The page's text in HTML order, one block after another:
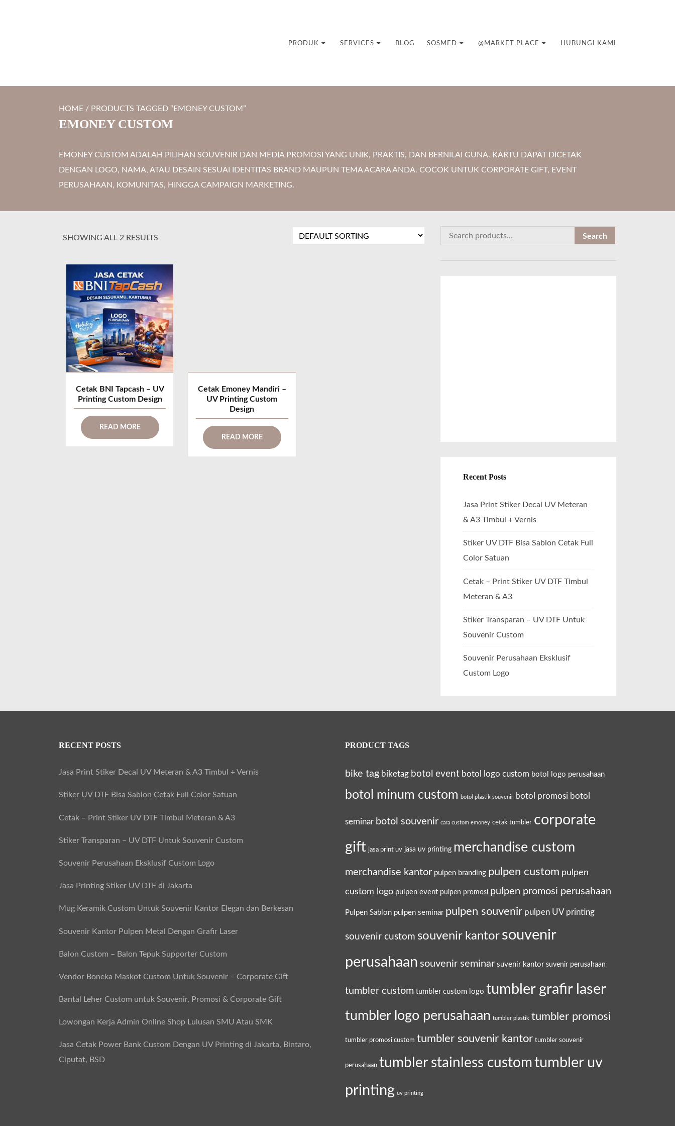
PRODUK SERVICES BLOG SOSMED @MARKET PLACE HUBUNGI KAMI
HOME / PRODUCTS TAGGED “EMONEY CUSTOM”
EMONEY CUSTOM
EMONEY CUSTOM ADALAH PILIHAN SOUVENIR DAN MEDIA PROMOSI YANG UNIK, PRAKTIS, DAN BERNILAI GUNA. KARTU DAPAT DICETAK
DENGAN LOGO, NAMA, ATAU DESAIN SESUAI IDENTITAS BRAND MAUPUN TEMA ACARA ANDA. COCOK UNTUK CORPORATE GIFT, EVENT
PERUSAHAAN, KOMUNITAS, HINGGA CAMPAIGN MARKETING.
SHOWING ALL 2 RESULTS
Cetak BNI Tapcash – UV
Printing Custom Design
READ MORE
Cetak Emoney Mandiri –
UV Printing Custom
Design
READ MORE
a
Search
Recent Posts
Jasa Print Stiker Decal UV Meteran
& A3 Timbul + Vernis
Stiker UV DTF Bisa Sablon Cetak Full
Color Satuan
Cetak – Print Stiker UV DTF Timbul
Meteran & A3
Stiker Transparan – UV DTF Untuk
Souvenir Custom
Souvenir Perusahaan Eksklusif
Custom Logo
RECENT POSTS
Jasa Print Stiker Decal UV Meteran & A3 Timbul + Vernis
Stiker UV DTF Bisa Sablon Cetak Full Color Satuan
Cetak – Print Stiker UV DTF Timbul Meteran & A3
Stiker Transparan – UV DTF Untuk Souvenir Custom
Souvenir Perusahaan Eksklusif Custom Logo
Jasa Printing Stiker UV DTF di Jakarta
Mug Keramik Custom Untuk Souvenir Kantor Elegan dan Berkesan
Souvenir Kantor Pulpen Metal Dengan Grafir Laser
Balon Custom – Balon Tepuk Supporter Custom
Vendor Boneka Maskot Custom Untuk Souvenir – Corporate Gift
Bantal Leher Custom untuk Souvenir, Promosi & Corporate Gift
Lowongan Kerja Admin Online Shop Lulusan SMU Atau SMK
Jasa Cetak Power Bank Custom Dengan UV Printing di Jakarta, Bintaro,
Ciputat, BSD
PRODUCT TAGS
bike tag biketag botol event botol logo custom botol logo perusahaan
botol minum custom botol plastik souvenir botol promosi botol
seminar botol souvenir cara custom emoney cetak tumbler corporate
gift jasa print uv jasa uv printing merchandise custom
merchandise kantor pulpen branding pulpen custom pulpen
custom logo pulpen event pulpen promosi pulpen promosi perusahaan
Pulpen Sablon pulpen seminar pulpen souvenir pulpen UV printing
souvenir custom souvenir kantor souvenir
perusahaan souvenir seminar suvenir kantor suvenir perusahaan
tumbler custom tumbler custom logo tumbler grafir laser
tumbler logo perusahaan tumbler plastik tumbler promosi
tumbler promosi custom tumbler souvenir kantor tumbler souvenir
perusahaan tumbler stainless customtumbler uv
printing uv printing